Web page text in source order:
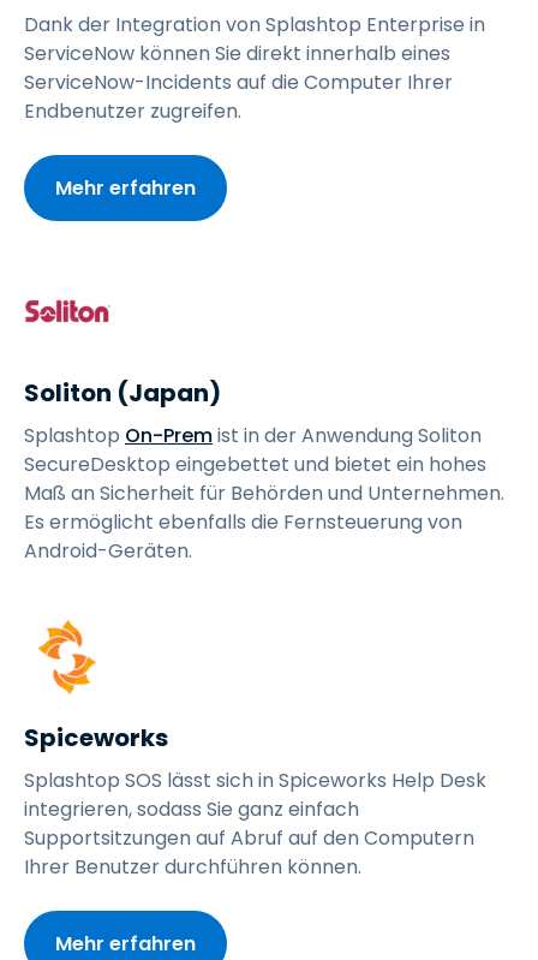
Dank der Integration von Splashtop Enterprise in
ServiceNow können Sie direkt innerhalb eines
ServiceNow-Incidents auf die Computer Ihrer
Endbenutzer zugreifen.
Mehr erfahren
Soliton (Japan)
Splashtop On-Premist in der Anwendung Soliton
SecureDesktop eingebettet und bietet ein hohes
Maß an Sicherheit für Behörden und Unternehmen.
Es ermöglicht ebenfalls die Fernsteuerung von
Android-Geräten.
Spiceworks
Splashtop SOS lässt sich in Spiceworks Help Desk
integrieren, sodass Sie ganz einfach
Supportsitzungen auf Abruf auf den Computern
Ihrer Benutzer durchführen können.
Mehr erfahren